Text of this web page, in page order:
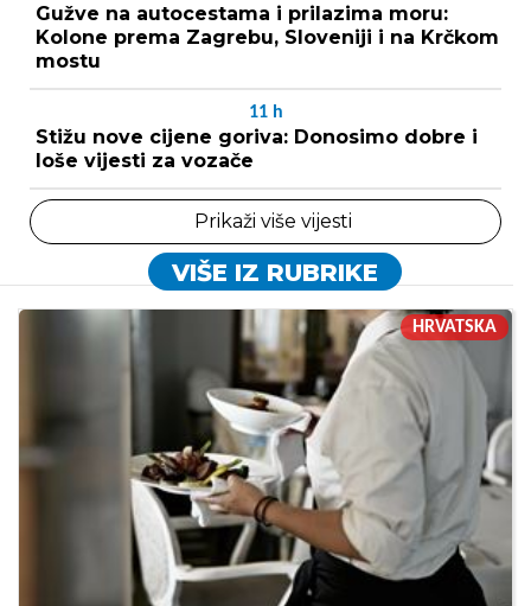
Gužve na autocestama i prilazima moru:
Kolone prema Zagrebu, Sloveniji i na Krčkom
mostu
11 h
Stižu nove cijene goriva: Donosimo dobre i
loše vijesti za vozače
Prikaži više vijesti
VIŠE IZ RUBRIKE
HRVATSKA